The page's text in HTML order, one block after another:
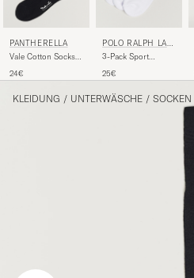
PANTHERELLA
Vale Cotton Socks
24€
POLO RALPH LAU
REN
3-Pack Sport
25€
KLEIDUNG / UNTERWÄSCHE / SOCKEN